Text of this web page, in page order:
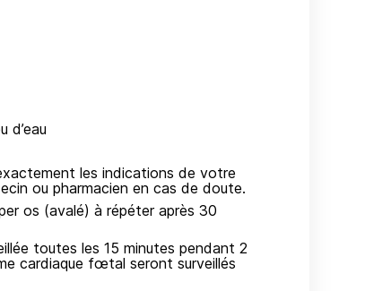
d’eau
les indications de votre
ou pharmacien en cas de doute.
os (avalé) à répéter après 30
toutes les 15 minutes pendant 2
cardiaque fœtal seront surveillés